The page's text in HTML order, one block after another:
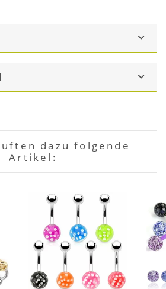
dazu folgende
Artikel: